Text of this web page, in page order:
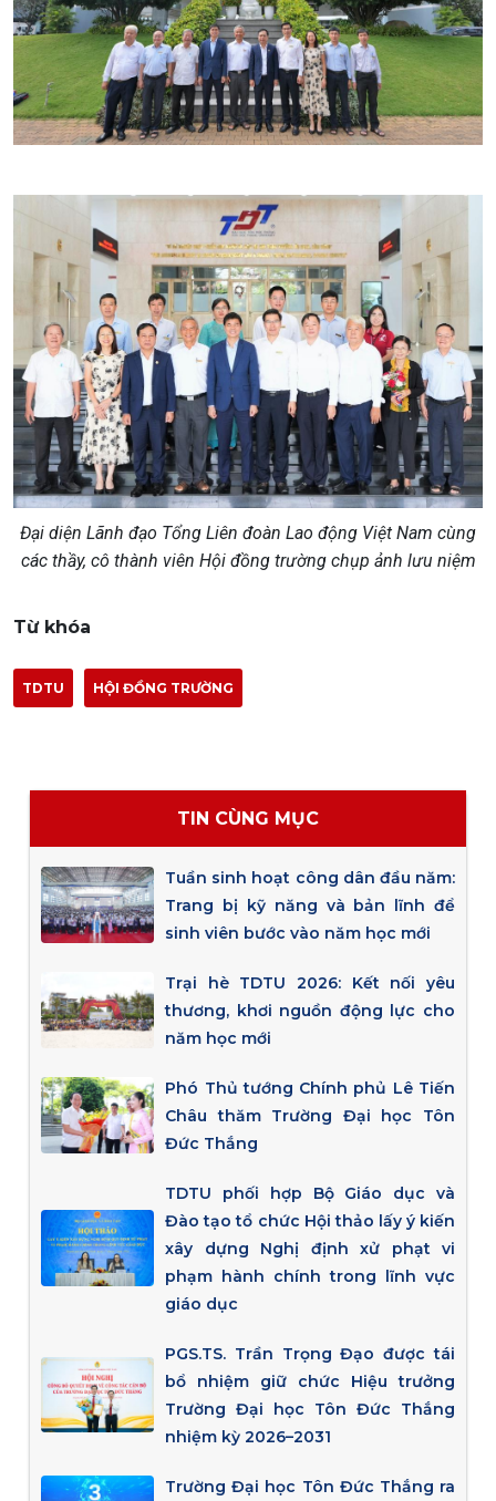
Đại diện Lãnh đạo Tổng Liên đoàn Lao động Việt Nam cùng
các thầy, cô thành viên Hội đồng trường chụp ảnh lưu niệm
Từ khóa
TDTU HỘI ĐỒNG TRƯỜNG
TIN CÙNG MỤC
Tuần sinh hoạt công dân đầu năm:
Trang bị kỹ năng và bản lĩnh để
sinh viên bước vào năm học mới
Trại hè TDTU 2026: Kết nối yêu
thương, khơi nguồn động lực cho
năm học mới
Phó Thủ tướng Chính phủ Lê Tiến
Châu thăm Trường Đại học Tôn
Đức Thắng
TDTU phối hợp Bộ Giáo dục và
Đào tạo tổ chức Hội thảo lấy ý kiến
xây dựng Nghị định xử phạt vi
phạm hành chính trong lĩnh vực
giáo dục
PGS.TS. Trần Trọng Đạo được tái
bổ nhiệm giữ chức Hiệu trưởng
Trường Đại học Tôn Đức Thắng
nhiệm kỳ 2026–2031
Trường Đại học Tôn Đức Thắng ra